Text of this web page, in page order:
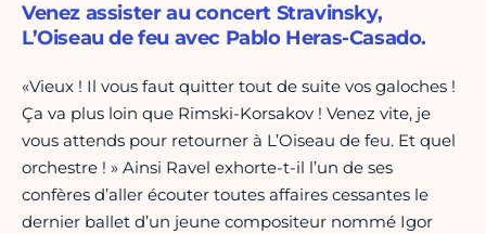
Venez assister au concert Stravinsky,
L’Oiseau de feu avec Pablo Heras-Casado.
«Vieux ! Il vous faut quitter tout de suite vos galoches !
Ça va plus loin que Rimski-Korsakov ! Venez vite, je
vous attends pour retourner à L’Oiseau de feu. Et quel
orchestre ! » Ainsi Ravel exhorte-t-il l’un de ses
confères d’aller écouter toutes affaires cessantes le
dernier ballet d’un jeune compositeur nommé Igor